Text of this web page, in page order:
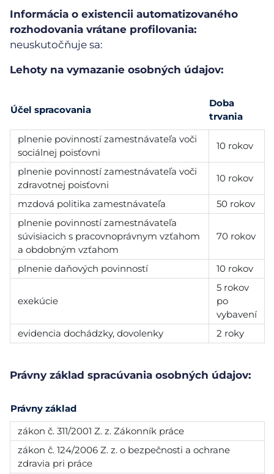
Informácia o existencii automatizovaného
rozhodovania vrátane profilovania:
neuskutočňuje sa:
Lehoty na vymazanie osobných údajov:
Účel spracovania
Doba
trvania
plnenie povinností zamestnávateľa voči
sociálnej poisťovni
10 rokov
plnenie povinností zamestnávateľa voči
zdravotnej poisťovni
10 rokov
mzdová politika zamestnávateľa
50 rokov
plnenie povinností zamestnávateľa
súvisiacich s pracovnoprávnym vzťahom
a obdobným vzťahom
70 rokov
plnenie daňových povinností 10 rokov
exekúcie
5 rokov
po
vybavení
evidencia dochádzky, dovolenky
2 roky
Právny základ spracúvania osobných údajov:
Právny základ
zákon č. 311/2001 Z. z. Zákonník práce
zákon č. 124/2006 Z. z. o bezpečnosti a ochrane
zdravia pri práce